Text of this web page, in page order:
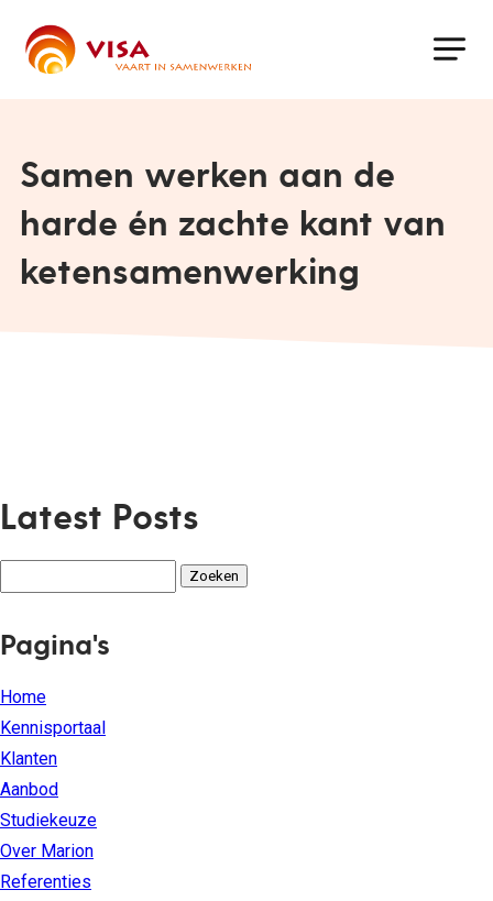
main
Samen werken aan de
harde én zachte kant van
ketensamenwerking
Latest Posts
Pagina's
Home
Kennisportaal
Klanten
Aanbod
Studiekeuze
Over Marion
Referenties